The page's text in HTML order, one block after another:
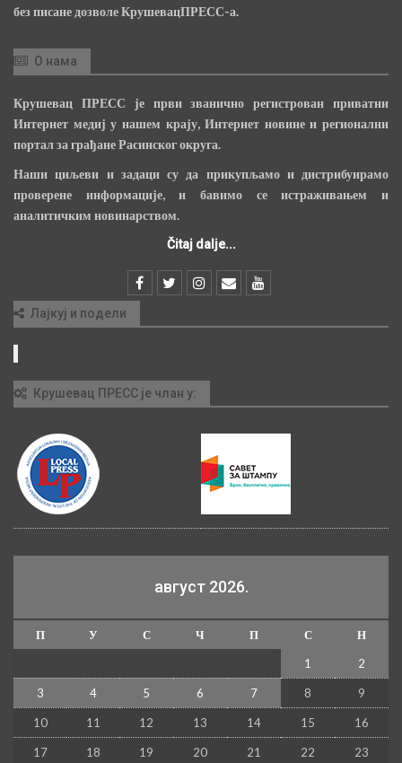
без писане дозволе КрушевацПРЕСС-а.
О нама
Крушевац ПРЕСС је први званично регистрован приватни
Интернет медиј у нашем крају, Интернет новине и регионални
портал за грађане Расинског округа.
Наши циљеви и задаци су да прикупљамо и дистрибуирамо
проверене информације, и бавимо се истраживањем и
аналитичким новинарством.
Čitaj dalje...
Лајкуј и подели
Крушевац ПРЕСС је члан у:
август 2026.
П У С Ч П С
Н
1
2
3 4 5 6 7 8 9
10 11 12 13 14 15 16
17 18 19 20 21 22 23